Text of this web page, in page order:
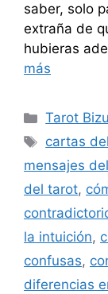
saber, solo
extraña de
hubieras
más
Tarot
Etiquetas
cartas
mensajes
del tarot,
la intuición,
confusas,
diferencias